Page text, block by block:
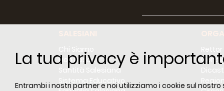
La tua privacy è
Entrambi i nostri partner e noi utilizziamo i cookie sul
Non
La
Chi Siamo
Don Bosco
Santità Salesiana
Sistema Educativo
Regioni